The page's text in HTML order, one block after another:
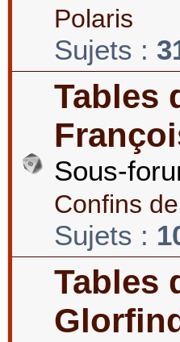
Polaris
Sujets :
Tables
Sous-
Confins
Sujets :
Tables